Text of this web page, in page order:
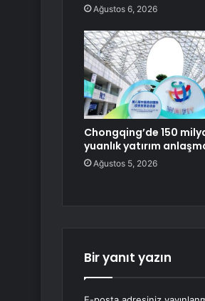
Ağustos 6, 2026
Chongqing’de 150
yuanlık yatırım
Ağustos 5, 2026
Bir yanıt yazın